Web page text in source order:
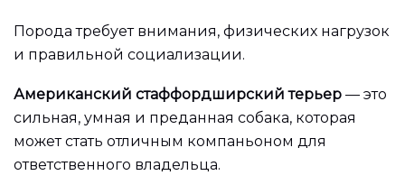
Порода требует внимания, физических нагрузок
и правильной социализации.
Американский стаффордширский терьер — это
сильная, умная и преданная собака, которая
может стать отличным компаньоном для
ответственного владельца.